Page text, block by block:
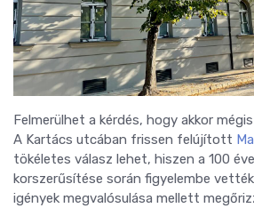
Felmerülhet a kérdés, hogy akkor
A Kartács utcában frissen felújított
tökéletes válasz lehet, hiszen a 100
korszerűsítése során figyelembe
igények megvalósulása mellett